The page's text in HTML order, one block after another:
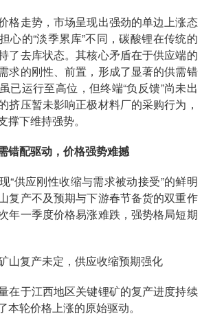
格走势，市场呈现出强劲的单边上涨态
心的“淡季累库”不同，碳酸锂在传统的
了去库状态。其核心矛盾在于供应端的
求的刚性、前置，形成了显著的供需错
已运行至高位，但终端“负反馈”尚未出
挤压暂未影响正极材料厂的采购行为，
撑下维持强势。
错配驱动，价格强势难撼
“供应刚性收缩与需求被动接受”的鲜明
复产不及预期与下游春节备货的双重作
年一季度价格易涨难跌，强势格局短期
山复产未定，供应收缩预期强化
在于江西地区关键锂矿的复产进度持续
本轮价格上涨的原始驱动。